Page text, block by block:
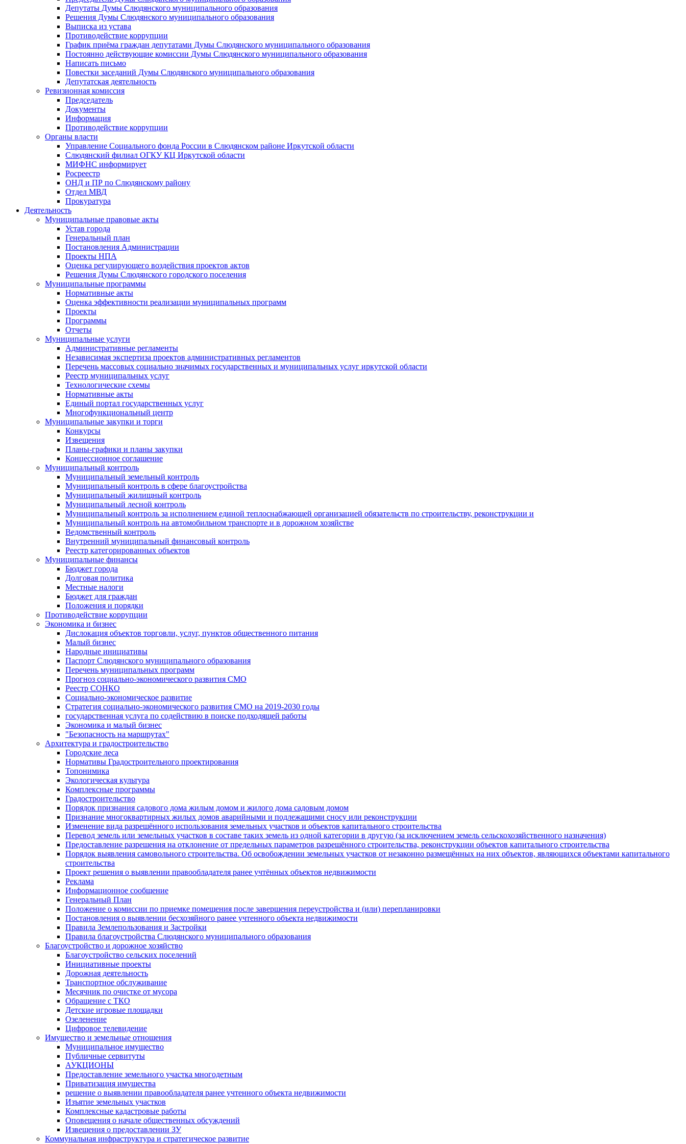
Депутаты Думы Слюдянского муниципального образования
Решения Думы Слюдянского муниципального образования
Выписка из устава
Противодействие коррупции
График приёма граждан депутатами Думы Слюдянского муниципального образования
Постоянно действующие комиссии Думы Слюдянского муниципального образования
Написать письмо
Повестки заседаний Думы Слюдянского муниципального образования
Депутатская деятельность
Ревизионная комиссия
Председатель
Документы
Информация
Противодействие коррупции
Органы власти
Управление Социального фонда России в Слюдянском районе Иркутской области
Слюдянский филиал ОГКУ КЦ Иркутской области
МИФНС информирует
Росреестр
ОНД и ПР по Слюдянскому району
Отдел МВД
Прокуратура
Деятельность
Муниципальные правовые акты
Устав города
Генеральный план
Постановления Администрации
Проекты НПА
Оценка регулирующего воздействия проектов актов
Решения Думы Слюдянского городского поселения
Муниципальные программы
Нормативные акты
Оценка эффективности реализации муниципальных программ
Проекты
Программы
Отчеты
Муниципальные услуги
Административные регламенты
Независимая экспертиза проектов административных регламентов
Перечень массовых социально значимых государственных и муниципальных услуг иркутской области
Реестр муниципальных услуг
Технологические схемы
Нормативные акты
Единый портал государственных услуг
Многофункциональный центр
Муниципальные закупки и торги
Конкурсы
Извещения
Планы-графики и планы закупки
Концессионное соглашение
Муниципальный контроль
Муниципальный земельный контроль
Муниципальный контроль в сфере благоустройства
Муниципальный жилищный контроль
Муниципальный лесной контроль
Муниципальный контроль за исполнением единой теплоснабжающей организацией обязательств по строительству, реконструкции и
Муниципальный контроль на автомобильном транспорте и в дорожном хозяйстве
Ведомственный контроль
Внутренний муниципальный финансовый контроль
Реестр категорированных объектов
Муниципальные финансы
Бюджет города
Долговая политика
Местные налоги
Бюджет для граждан
Положения и порядки
Противодействие коррупции
Экономика и бизнес
Дислокация объектов торговли, услуг, пунктов общественного питания
Малый бизнес
Народные инициативы
Паспорт Слюдянского муниципального образования
Перечень муниципальных программ
Прогноз социально-экономического развития СМО
Реестр СОНКО
Социально-экономическое развитие
Стратегия социально-экономического развития СМО на 2019-2030 годы
государственная услуга по содействию в поиске подходящей работы
Экономика и малый бизнес
"Безопасность на маршрутах"
Архитектура и градостроительство
Городские леса
Нормативы Градостроительного проектирования
Топонимика
Экологическая культура
Комплексные программы
Градостроительство
Порядок признания садового дома жилым домом и жилого дома садовым домом
Признание многоквартирных жилых домов аварийными и подлежащими сносу или реконструкции
Изменение вида разрешённого использования земельных участков и объектов капитального строительства
Перевод земель или земельных участков в составе таких земель из одной категории в другую (за исключением земель сельскохозяйственного назначения)
Предоставление разрешения на отклонение от предельных параметров разрешённого строительства, реконструкции объектов капитального строительства
Порядок выявления самовольного строительства. Об освобождении земельных участков от незаконно размещённых на них объектов, являющихся объектами капитального
строительства
Проект решения о выявлении правообладателя ранее учтённых объектов недвижимости
Реклама
Информационное сообщение
Генеральный План
Положение о комиссии по приемке помещения после завершения переустройства и (или) перепланировки
Постановления о выявлении бесхозяйного ранее учтенного объекта недвижимости
Правила Землепользования и Застройки
Правила благоустройства Слюдянского муниципального образования
Благоустройство и дорожное хозяйство
Благоустройство сельских поселений
Инициативные проекты
Дорожная деятельность
Транспортное обслуживание
Месячник по очистке от мусора
Обращение с ТКО
Детские игровые площадки
Озеленение
Цифровое телевидение
Имущество и земельные отношения
Муниципальное имущество
Публичные сервитуты
АУКЦИОНЫ
Предоставление земельного участка многодетным
Приватизация имущества
решение о выявлении правообладателя ранее учтенного объекта недвижимости
Изъятие земельных участков
Комплексные кадастровые работы
Оповещения о начале общественных обсуждений
Извещения о предоставлении ЗУ
Коммунальная инфраструктура и стратегическое развитие